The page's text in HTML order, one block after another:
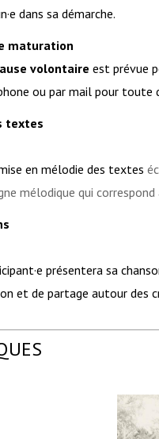
dans sa démarche.
maturation
volontaireest prévue
ou par mail pour toute
textes
en mélodie des textes
mélodique qui
présentera sa
et de partage autour des